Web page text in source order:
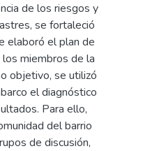
de los riesgos y
se fortaleció
elaboró el plan de
miembros de la
objetivo, se utilizó
el diagnóstico
Para ello,
del barrio
de discusión,